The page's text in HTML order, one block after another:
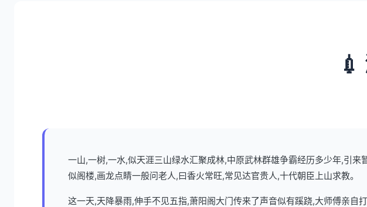
一山,一树,一水,似天涯三山绿水汇聚成林,中原武林群雄争霸经历多少年,引
似阁楼,画龙点睛一般问老人,曰香火常旺,常见达官贵人,十代朝臣上山求教。
这一天,天降暴雨,伸手不见五指,萧阳阁大门传来了声音似有蹊跷,大师傅亲